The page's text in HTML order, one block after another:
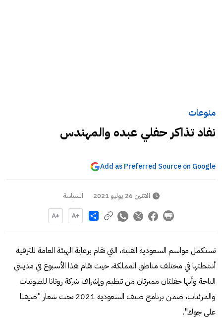
منوعات
نفاد تذاكر حفلي عبده والمهندس
Add as Preferred Source on Google
الاثنين 26 يوليو 2021 السياسة
Share
تستكمل مواسم السعودية الفنية، التي تقام برعاية الهيئة العامة للترفيه
أنشطتها في مختلف مناطق المملكة، حيث تقام هذا الأسبوع في مدينتي
الباحة وأبها حفلتان مميزتان من تنظيم وإشراف شركة روتانا للصوتيات
والمرئيات، ضمن برنامج صيف السعودية 2021 تحت شعار "صيفنا
على جوك".